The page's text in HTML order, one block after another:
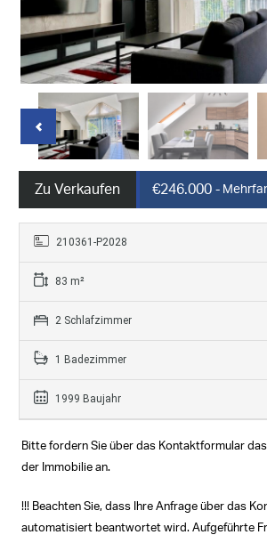
Zu Verkaufen €246.000 -
210361-P2028
83 m²
2 Schlafzimmer
1 Badezimmer
1999 Baujahr
Bitte fordern Sie über das Kontaktformular
der Immobilie an.
!!! Beachten Sie, dass Ihre Anfrage über das
automatisiert beantwortet wird. Aufgeführte